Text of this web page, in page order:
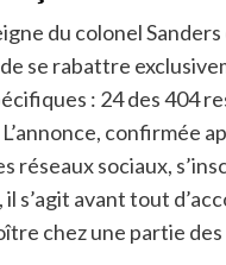
du colonel
se rabattre
: 24 des 404
confirmée
réseaux sociaux,
il s’agit avant tout
chez une partie